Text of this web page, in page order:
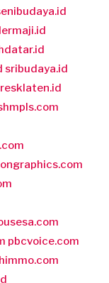
sribudaya.id
pbcvoice.com